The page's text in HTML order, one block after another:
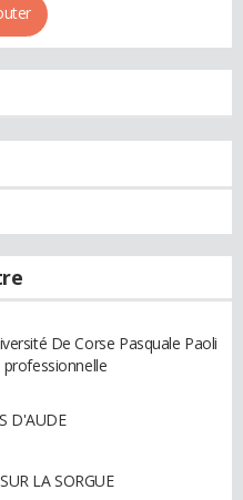
De Corse Pasquale Paoli
professionnelle
D'AUDE
LA SORGUE